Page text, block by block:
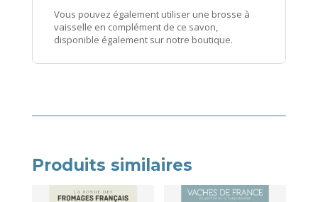
Vous pouvez également utiliser une brosse à
vaisselle en complément de ce savon,
disponible également sur notre boutique.
Produits similaires